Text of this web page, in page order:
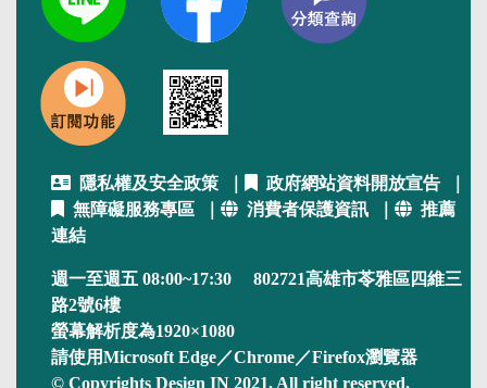
隱私權及安全政策 政府網站資料開放宣告
無障礙服務專區
消費者保護資訊
推薦
連結
週一至週五 08:00~17:30 802721高雄市苓雅區四維三
路2號6樓
螢幕解析度為1920×1080
請使用Microsoft Edge／Chrome／Firefox瀏覽器
© Copyrights Design IN 2021. All right reserved.